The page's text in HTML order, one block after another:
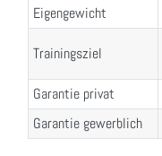
Eigengewicht
Trainingsziel
Garantie privat
Garantie gewerblich